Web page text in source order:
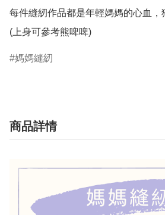
每件縫紉作品都是年輕媽媽的心血，
(上身可參考熊啤啤)
媽媽縫紉
商品詳情